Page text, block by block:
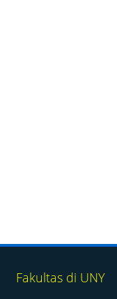
Fakultas di UNY